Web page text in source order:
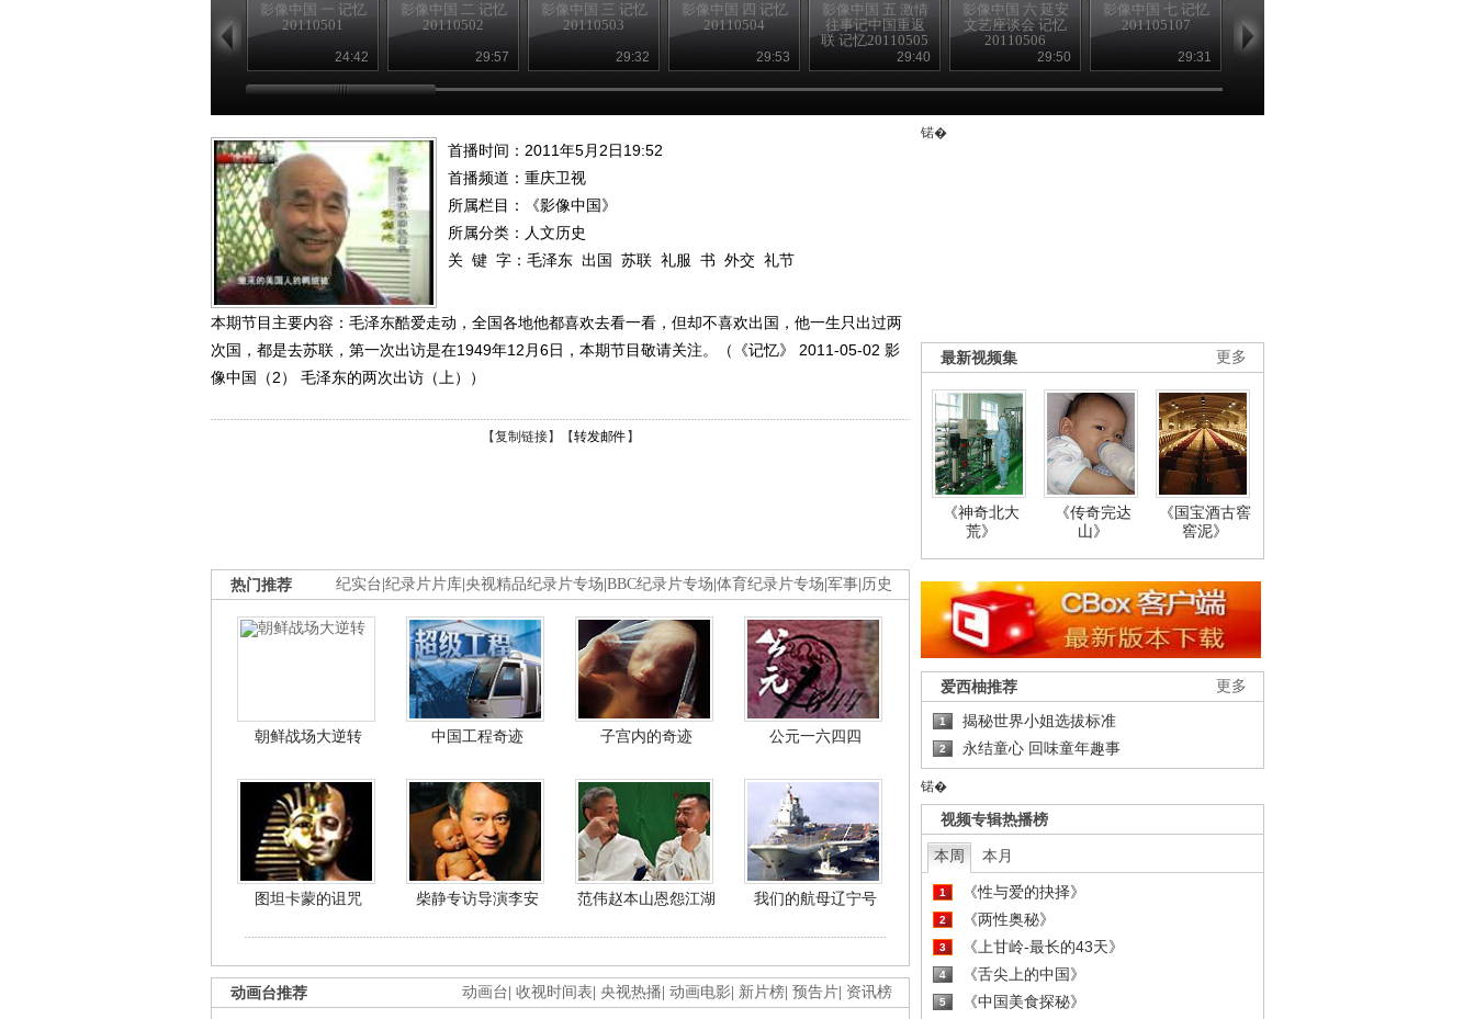
影像中国 一 记忆
20110501
24:42
影像中国 二 记忆
20110502
29:57
影像中国 三 记忆
20110503
29:32
影像中国 四 记忆
20110504
29:53
影像中国 五 激情
往事记中国重返
联 记忆20110505
29:40
影像中国 六 延安
文艺座谈会 记忆
20110506
29:50
影像中国 七 记忆
201105107
29:31
首播时间：2011年5月2日19:52
首播频道： 重庆卫视
所属栏目：
《影像中国》
所属分类：人文历史
关 键 字： 毛泽东 出国 苏联 礼服 书 外交 礼节
本期节目主要内容：毛泽东酷爱走动，全国各地他都喜欢去看一看，但却不喜欢出国，他一生只出过两
次国，都是去苏联，第一次出访是在1949年12月6日，本期节目敬请关注。（《记忆》 2011-05-02 影
像中国（2） 毛泽东的两次出访（上））
【复制链接】【转发邮件 】
纪实台 纪录片片库 央视精品纪录片专场 BBC纪录片专场 体育纪录片专场 军事 历史
热门推荐
朝鲜战场大逆转 中国工程奇迹 子宫内的奇迹 公元一六四四
图坦卡蒙的诅咒 柴静专访导演李安 范伟赵本山恩怨江湖 我们的航母辽宁号
动画台 收视时间表 央视热播 动画电影 新片榜 预告片 资讯榜
动画台推荐
锘�
更多
最新视频集
《神奇北大
荒》
《传奇完达
山》
《国宝酒古窖
窖泥》
更多
爱西柚推荐
1 揭秘世界小姐选拔标准
2 永结童心 回味童年趣事
锘�
视频专辑热播榜
本周 本月
1 《性与爱的抉择》
2 《两性奥秘》
3 《上甘岭-最长的43天》
4 《舌尖上的中国》
5 《中国美食探秘》